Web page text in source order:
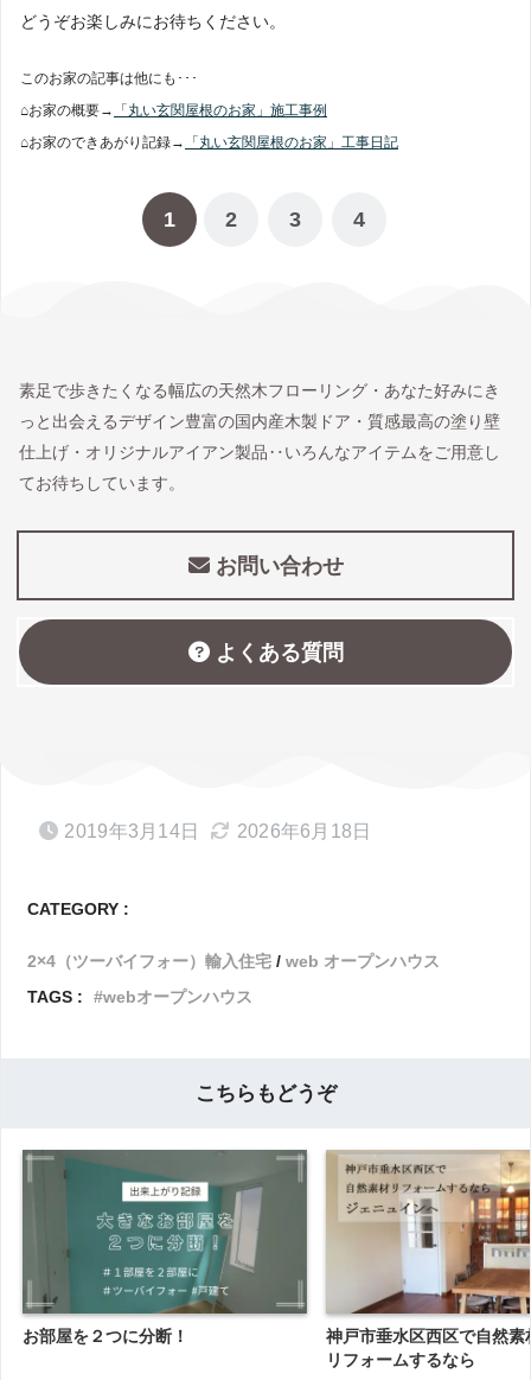
どうぞお楽しみにお待ちください。
このお家の記事は他にも･･･
⌂お家の概要→
「丸い玄関屋根のお家」施工事例
⌂お家のできあがり記録→
「丸い玄関屋根のお家」工事日記
1 2 3 4
素足で歩きたくなる幅広の天然木フローリング・あなた好みにき
っと出会えるデザイン豊富の国内産木製ドア・質感最高の塗り壁
仕上げ・オリジナルアイアン製品‥いろんなアイテムをご用意し
てお待ちしています。
お問い合わせ
よくある質問
2019年3月14日 2026年6月18日
CATEGORY :
2×4（ツーバイフォー）輸入住宅
web オープンハウス
TAGS :
webオープンハウス
こちらもどうぞ
お部屋を２つに分断！
神戸市垂水区西区で自然素
リフォームするなら